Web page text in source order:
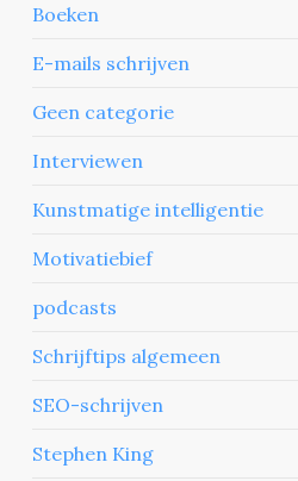
Boeken
E-mails schrijven
Geen categorie
Interviewen
Kunstmatige intelligentie
Motivatiebief
podcasts
Schrijftips algemeen
SEO-schrijven
Stephen King